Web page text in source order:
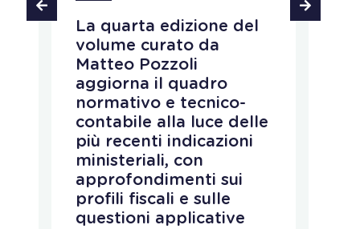
La quarta edizione del
volume curato da
Matteo Pozzoli
aggiorna il quadro
normativo e tecnico-
contabile alla luce delle
più recenti indicazioni
ministeriali, con
approfondimenti sui
profili fiscali e sulle
questioni applicative